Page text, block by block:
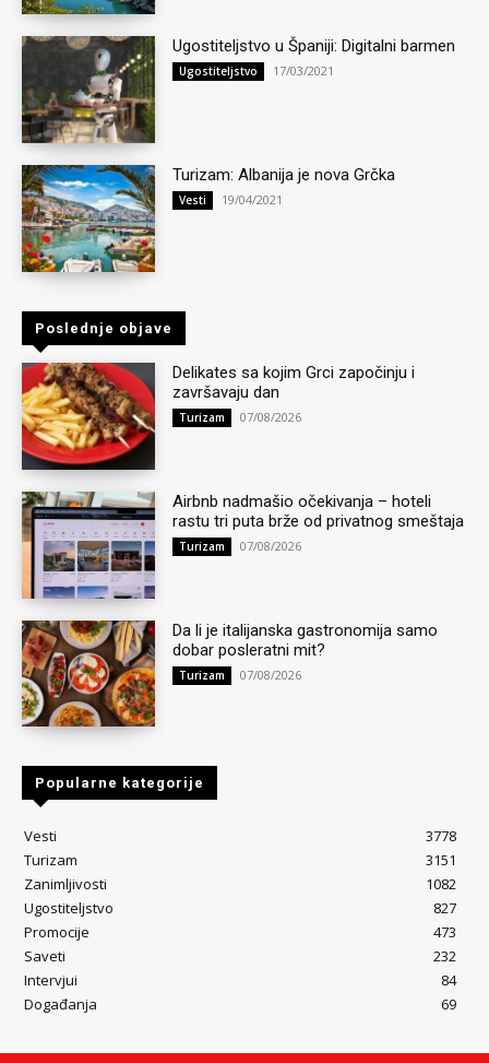
Ugostiteljstvo u Španiji: Digitalni barmen
Ugostiteljstvo 17/03/2021
Turizam: Albanija je nova Grčka
Vesti 19/04/2021
Poslednje objave
Delikates sa kojim Grci započinju i
završavaju dan
Turizam 07/08/2026
Airbnb nadmašio očekivanja – hoteli
rastu tri puta brže od privatnog smeštaja
Turizam 07/08/2026
Da li je italijanska gastronomija samo
dobar posleratni mit?
Turizam 07/08/2026
Popularne kategorije
Vesti
3778
Turizam
3151
Zanimljivosti
1082
Ugostiteljstvo
827
Promocije
473
Saveti
232
Intervjui
84
Događanja
69